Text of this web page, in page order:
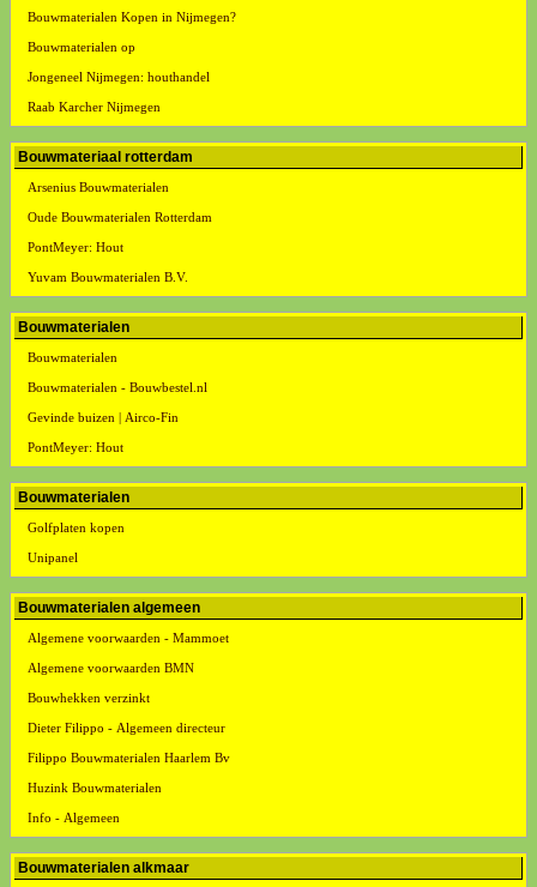
Bouwmaterialen Kopen in Nijmegen?
Bouwmaterialen op
Jongeneel Nijmegen: houthandel
Raab Karcher Nijmegen
Bouwmateriaal rotterdam
Arsenius Bouwmaterialen
Oude Bouwmaterialen Rotterdam
PontMeyer: Hout
Yuvam Bouwmaterialen B.V.
Bouwmaterialen
Bouwmaterialen
Bouwmaterialen - Bouwbestel.nl
Gevinde buizen | Airco-Fin
PontMeyer: Hout
Bouwmaterialen
Golfplaten kopen
Unipanel
Bouwmaterialen algemeen
Algemene voorwaarden - Mammoet
Algemene voorwaarden BMN
Bouwhekken verzinkt
Dieter Filippo - Algemeen directeur
Filippo Bouwmaterialen Haarlem Bv
Huzink Bouwmaterialen
Info - Algemeen
Bouwmaterialen alkmaar